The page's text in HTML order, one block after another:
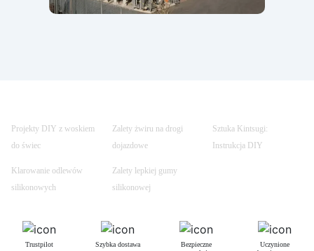
Projekty DIY z woskiem
do świec
Zalety żwiru na drogi
dojazdowe
Sztuka Kintsugi:
Instrukcja DIY
Klarowanie odlewów
silikonowych
Zalety lepkiej gumy
silikonowej
Trustpilot Szybka dostawa
Bezpieczne
Uczynione